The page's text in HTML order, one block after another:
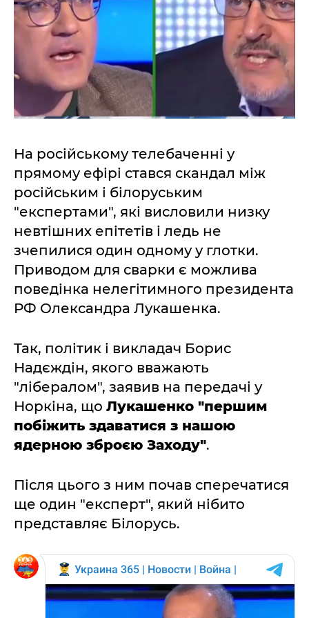
На російському телебаченні у
прямому ефірі стався скандал між
російським і білоруським
"експертами", які висловили низку
невтішних епітетів і ледь не
зчепилися один одному у глотки.
Приводом для сварки є можлива
поведінка нелегітимного президента
РФ Олександра Лукашенка.
Так, політик і викладач Борис
Надєждін, якого вважають
"лібералом", заявив на передачі у
Норкіна, що Лукашенко "першим
побіжить здаватися з нашою
ядерною зброєю Заходу".
Після цього з ним почав сперечатися
ще один "експерт", який нібито
представляє Білорусь.